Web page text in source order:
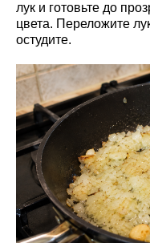
лук и готовьте до
цвета. Переложите
остудите.